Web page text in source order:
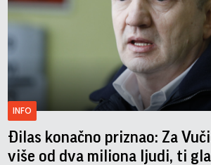
INFO
Đilas konačno priznao: Za
više od dva miliona ljudi, ti